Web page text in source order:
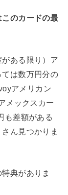
のカードの最
ある限り）ア
は数万円分の
アメリカン
メックスカー
も差額がある
ん見つかりま
典がありま